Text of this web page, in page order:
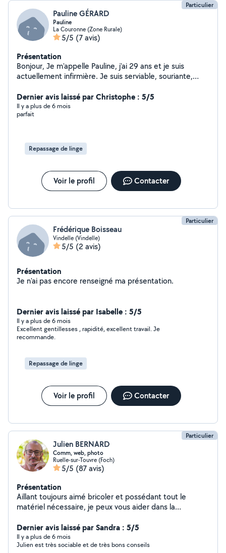
Particulier
Pauline GÉRARD
Pauline
La Couronne (Zone Rurale)
5/5 (7 avis)
Présentation
Bonjour, Je m'appelle Pauline, j'ai 29 ans et je suis
actuellement infirmière. Je suis serviable, souriante,
Dernier avis laissé par Christophe : 5/5
Il y a plus de 6 mois
parfait
Repassage de linge
Voir le profil Contacter
Particulier
Frédérique Boisseau
Vindelle (Vindelle)
5/5 (2 avis)
Présentation
Je n'ai pas encore renseigné ma présentation.
Dernier avis laissé par Isabelle : 5/5
Il y a plus de 6 mois
Excellent gentillesses , rapidité, excellent travail. Je
recommande.
Repassage de linge
Voir le profil Contacter
Particulier
Julien BERNARD
Comm, web, photo
Ruelle-sur-Touvre (Foch)
5/5 (87 avis)
Présentation
Aillant toujours aimé bricoler et possédant tout le
matériel nécessaire, je peux vous aider dans la
informatique, web ou tout autre selon vos besoins ...
attentif et rigoureux, je prendrais à coeur les tâches que
vous me confierez.
Dernier avis laissé par Sandra : 5/5
Il y a plus de 6 mois
Julien est très sociable et de très bons conseils